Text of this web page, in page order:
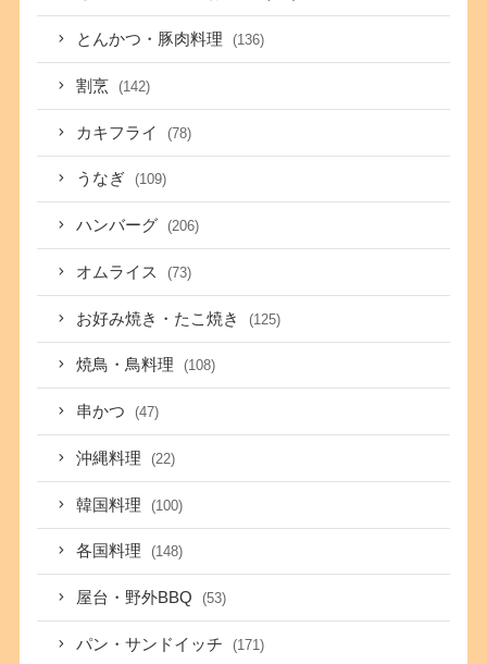
とんかつ・豚肉料理 (136)
割烹 (142)
カキフライ (78)
うなぎ (109)
ハンバーグ (206)
オムライス (73)
お好み焼き・たこ焼き (125)
焼鳥・鳥料理 (108)
串かつ (47)
沖縄料理 (22)
韓国料理 (100)
各国料理 (148)
屋台・野外BBQ (53)
パン・サンドイッチ (171)